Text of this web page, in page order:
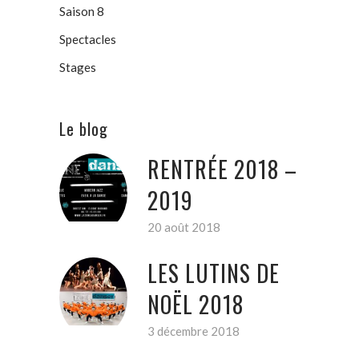
Saison 8
Spectacles
Stages
Le blog
RENTRÉE 2018 –
2019
20 août 2018
LES LUTINS DE
NOËL 2018
3 décembre 2018